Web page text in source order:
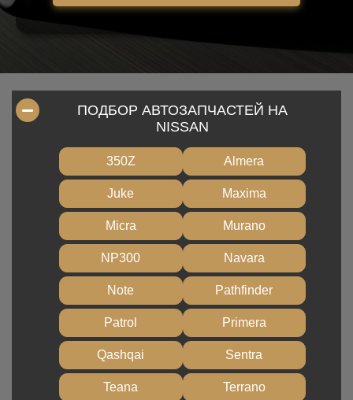
ПОДБОР АВТОЗАПЧАСТЕЙ НА
NISSAN
350Z Almera
Juke Maxima
Micra Murano
NP300 Navara
Note Pathfinder
Patrol Primera
Qashqai Sentra
Teana Terrano